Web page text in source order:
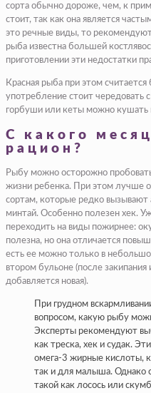
сорта обычно дороже, чем, к
стоит, так как она является
это речные виды, то
рыба известна большей
приготовлении эти недостатки
Красная рыба при этом
употребление стоит
горбуши или кеты можно кушать
С какого
рацион?
Рыбу можно осторожно
жизни ребенка. При этом лучше
сортам, которые редко вызывают
минтай. Особенно полезен хек.
переходить на виды пожирнее:
полезна, но она отличается
есть ее можно только в
втором бульоне (после
добавляется новая).
При грудном
вопросом, какую рыбу
Эксперты рекомендуют
как треска, хек и судак.
омега-3 жирные кислоты,
так и для малыша. Однако
такой как лосось или